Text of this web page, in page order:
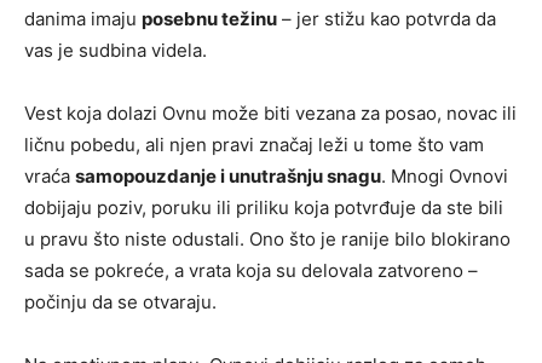
danima imaju posebnu težinu – jer stižu kao potvrda da
vas je sudbina videla.
Vest koja dolazi Ovnu može biti vezana za posao, novac ili
ličnu pobedu, ali njen pravi značaj leži u tome što vam
vraća samopouzdanje i unutrašnju snagu. Mnogi Ovnovi
dobijaju poziv, poruku ili priliku koja potvrđuje da ste bili
u pravu što niste odustali. Ono što je ranije bilo blokirano
sada se pokreće, a vrata koja su delovala zatvoreno –
počinju da se otvaraju.